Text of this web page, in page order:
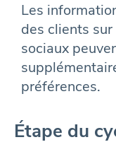
Les
des clients
sociaux
préférences.
Étape du